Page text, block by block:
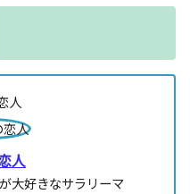
人
人
大好きなサラリーマ